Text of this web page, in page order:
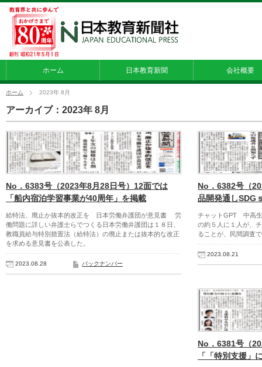
ホーム 日本教育新聞 会社概要
ホーム 2023年 8月
アーカイブ：2023年 8月
No．6383号（2023年8月28日号）12面では
「船内宿泊学習事業が40周年」を掲載
給特法、廃止か抜本的改正を 日本労働弁護団が意見書 労
働問題に詳しい弁護士らでつくる日本労働弁護団は１８日、
教職員給与特別措置法（給特法）の廃止または抜本的な改正
を求める意見書を公表した。
2023.08.28 バックナンバー
No．6382号（
品開発通しSDG
チャットGPT 中高
の約５人に１人が、
ることが、民間調査
2023.08.21
No．6381号（
「「特別支援」